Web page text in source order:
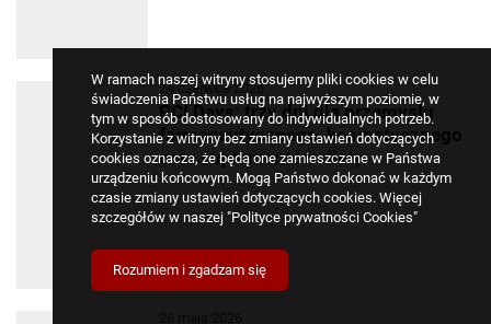
W ramach naszej witryny stosujemy pliki cookies w celu
świadczenia Państwu usług na najwyższym poziomie, w
tym w sposób dostosowany do indywidualnych potrzeb.
Korzystanie z witryny bez zmiany ustawień dotyczących
cookies oznacza, że będą one zamieszczane w Państwa
urządzeniu końcowym. Mogą Państwo dokonać w każdym
czasie zmiany ustawień dotyczących cookies. Więcej
szczegółów w naszej "Polityce prywatności Cookies"
Rozumiem i zgadzam się
24 czerwca 2026
PCI Days: trzy dni dla przemysłu
farmaceutycznego, kosmetycznego
oraz suplementów diety